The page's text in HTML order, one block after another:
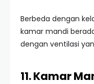
Berbeda dengan
kamar mandi
dengan ventilasi
11. Kamar